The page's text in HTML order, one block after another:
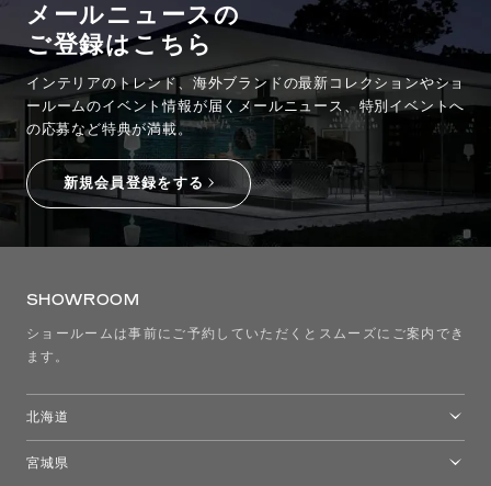
メールニュースの
ご登録はこちら
インテリアのトレンド、海外ブランドの最新コレクションやショ
ールームのイベント情報が 届くメールニュース、特別イベントへ
の応募など特典が満載。
新規会員登録をする
SHOWROOM
ショールームは事前にご予約していただくとスムーズにご案内でき
ます。
北海道
宮城県